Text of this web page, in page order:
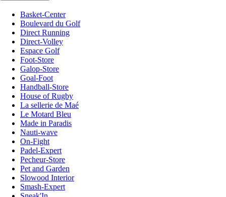
Basket-Center
Boulevard du Golf
Direct Running
Direct-Volley
Espace Golf
Foot-Store
Galop-Store
Goal-Foot
Handball-Store
House of Rugby
La sellerie de Maé
Le Motard Bleu
Made in Paradis
Nauti-wave
On-Fight
Padel-Expert
Pecheur-Store
Pet and Garden
Slowood Interior
Smash-Expert